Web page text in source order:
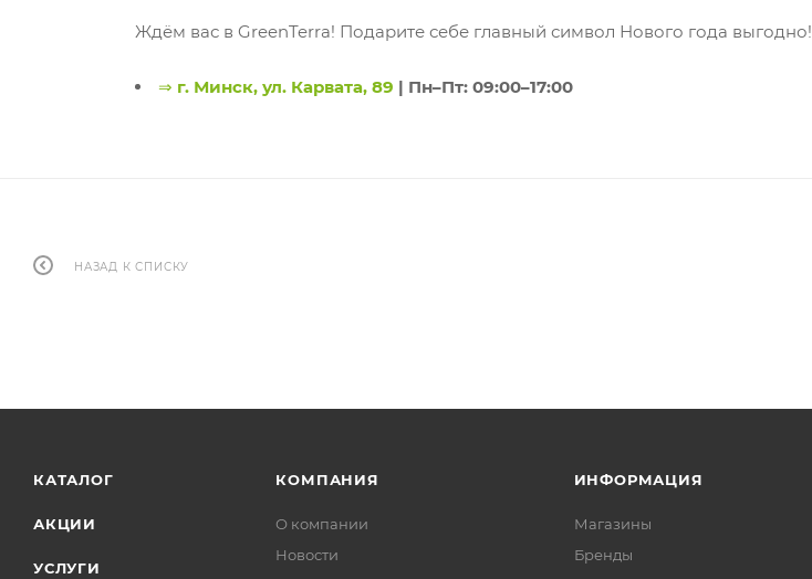
Ждём вас в GreenTerra! Подарите себе главный символ Нового года выгодно!
⇒ г. Минск, ул. Карвата, 89 | Пн–Пт: 09:00–17:00
НАЗАД К СПИСКУ
КАТАЛОГ
АКЦИИ
УСЛУГИ
КОМПАНИЯ
О компании
Новости
ИНФОРМАЦИЯ
Магазины
Бренды